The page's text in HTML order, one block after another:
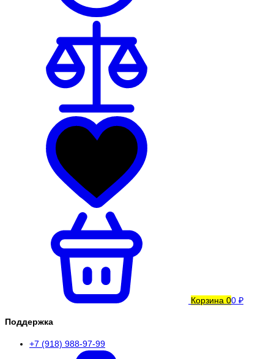
Корзина 00 ₽
Поддержка
+7 (918) 988-97-99